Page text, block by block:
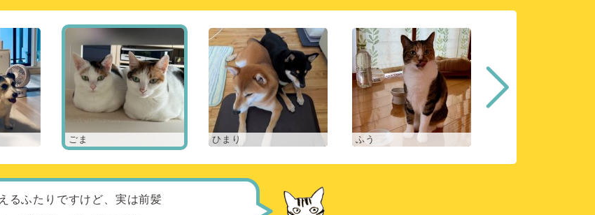
ごま ひまり ふう
るふたりですけど、実は前髪